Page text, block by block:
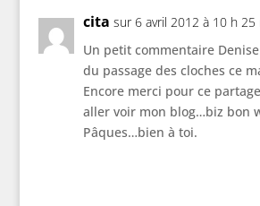
cita sur 6 avril 2012 à 10 h 25
Un petit commentaire
du passage des cloches ce
Encore merci pour ce
aller voir mon blog…biz bon
Pâques…bien à toi.